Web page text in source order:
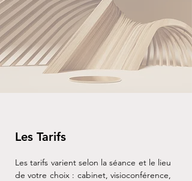
Les Tarifs
Les tarifs varient selon la séance et le lieu
de votre choix : cabinet, visioconférence,